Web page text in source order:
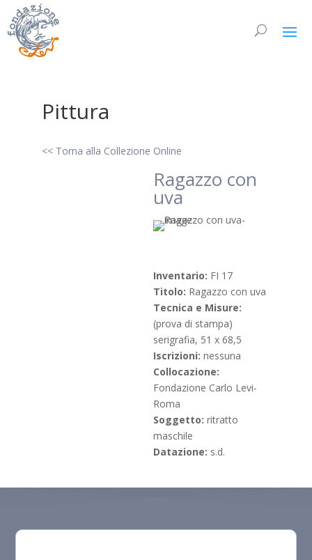
Pittura
<< Torna alla Collezione Online
Ragazzo con
uva
Inventario: FI 17
Titolo: Ragazzo con uva
Tecnica e Misure:
(prova di stampa)
serigrafia, 51 x 68,5
Iscrizioni: nessuna
Collocazione:
Fondazione Carlo Levi-
Roma
Soggetto: ritratto
maschile
Datazione: s.d.